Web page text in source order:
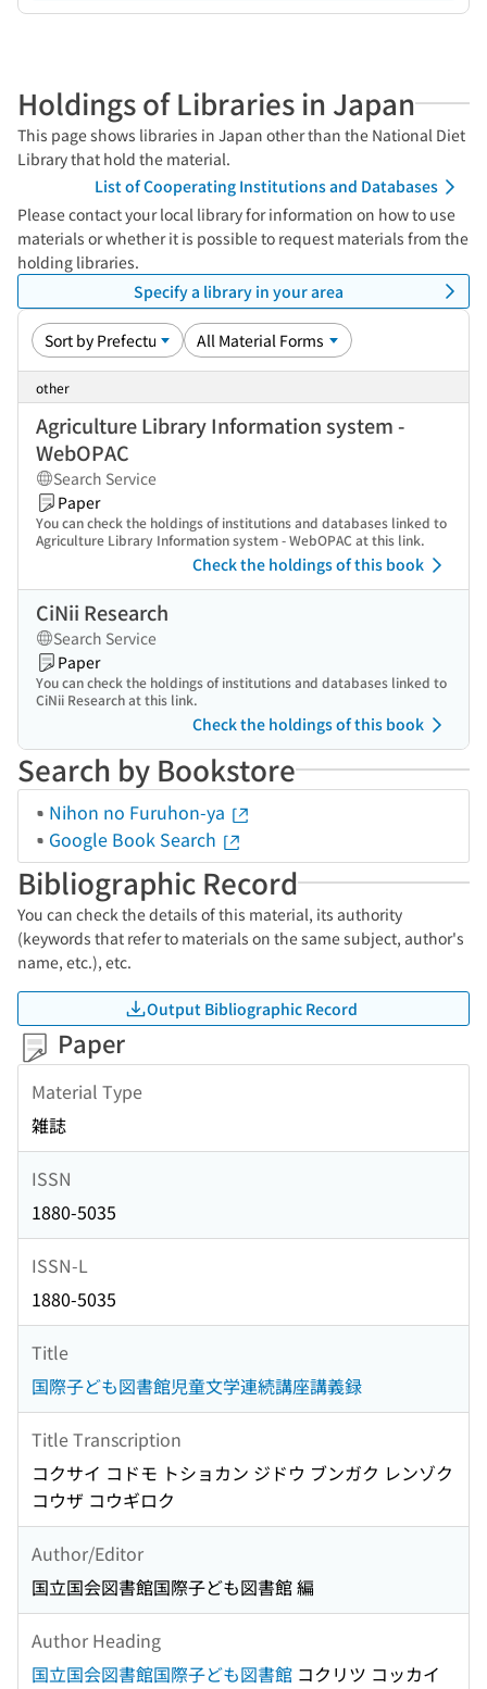
Holdings of Libraries in Japan
This page shows libraries in Japan other than the National Diet
Library that hold the material.
List of Cooperating Institutions and Databases
Please contact your local library for information on how to use
materials or whether it is possible to request materials from the
holding libraries.
Specify a library in your area
other
Agriculture Library Information system -
WebOPAC
Search Service
Paper
You can check the holdings of institutions and databases linked to
Agriculture Library Information system - WebOPAC at this link.
Check the holdings of this book
CiNii Research
Search Service
Paper
You can check the holdings of institutions and databases linked to
CiNii Research at this link.
Check the holdings of this book
Search by Bookstore
Nihon no Furuhon-ya
Google Book Search
Bibliographic Record
You can check the details of this material, its authority
(keywords that refer to materials on the same subject, author's
name, etc.), etc.
Output Bibliographic Record
Paper
Material Type
雑誌
ISSN
1880-5035
ISSN-L
1880-5035
Title
国際子ども図書館児童文学連続講座講義録
Title Transcription
コクサイ コドモ トショカン ジドウ ブンガク レンゾク
コウザ コウギロク
Author/Editor
国立国会図書館国際子ども図書館 編
Author Heading
国立国会図書館国際子ども図書館 コクリツ コッカイ